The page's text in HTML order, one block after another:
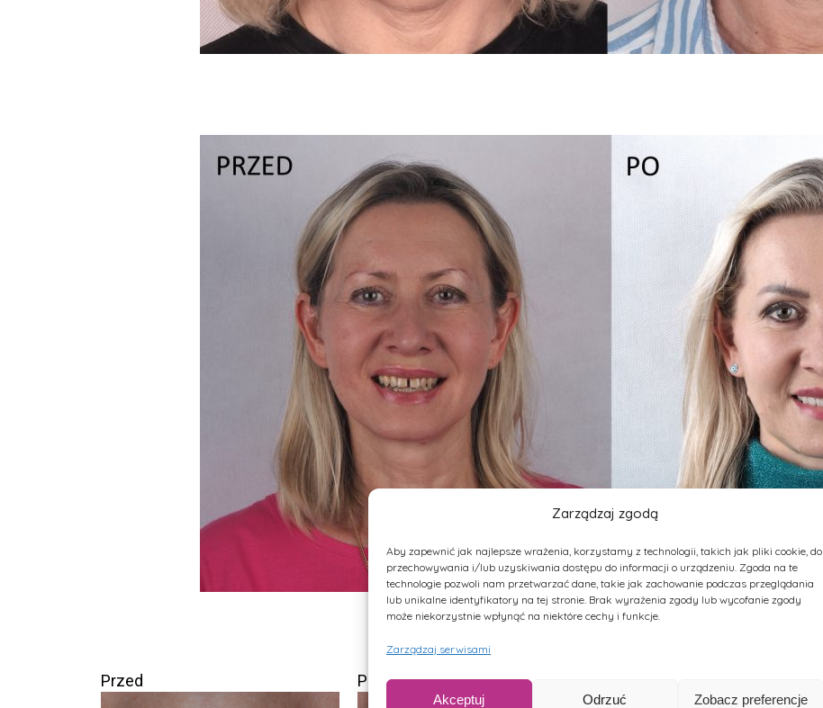
Zarządzaj zgodą
Aby zapewnić jak najlepsze wrażenia, korzystamy z technologii, takich jak pliki cookie, do
przechowywania i/lub uzyskiwania dostępu do informacji o urządzeniu. Zgoda na te
technologie pozwoli nam przetwarzać dane, takie jak zachowanie podczas przeglądania
lub unikalne identyfikatory na tej stronie. Brak wyrażenia zgody lub wycofanie zgody
może niekorzystnie wpłynąć na niektóre cechy i funkcje.
Zarządzaj serwisami
Akceptuj Odrzuć Zobacz preferencje
Przed Po